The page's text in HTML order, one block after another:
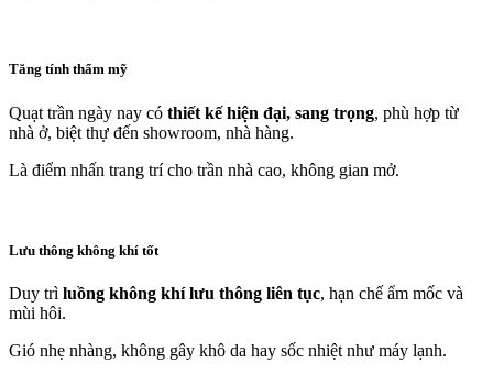
Tăng tính thẩm mỹ
Quạt trần ngày nay có thiết kế hiện đại, sang trọng, phù hợp từ
nhà ở, biệt thự đến showroom, nhà hàng.
Là điểm nhấn trang trí cho trần nhà cao, không gian mở.
Lưu thông không khí tốt
Duy trì luồng không khí lưu thông liên tục, hạn chế ẩm mốc và
mùi hôi.
Gió nhẹ nhàng, không gây khô da hay sốc nhiệt như máy lạnh.